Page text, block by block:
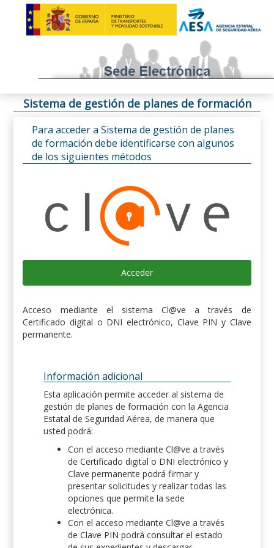
Sistema de gestión de planes de formación
Para acceder a Sistema de gestión de planes
de formación debe identificarse con algunos
de los siguientes métodos
Acceder
Acceso mediante el sistema Cl@ve a través de
Certificado digital o DNI electrónico, Clave PIN y Clave
permanente.
Información adicional
Esta aplicación permite acceder al sistema de
gestión de planes de formación con la Agencia
Estatal de Seguridad Aérea, de manera que
usted podrá:
Con el acceso mediante Cl@ve a través
de Certificado digital o DNI electrónico y
Clave permanente podrá firmar y
presentar solicitudes y realizar todas las
opciones que permite la sede
electrónica.
Con el acceso mediante Cl@ve a través
de Clave PIN podrá consultar el estado